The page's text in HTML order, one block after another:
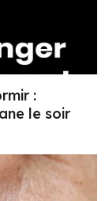
:
le soir